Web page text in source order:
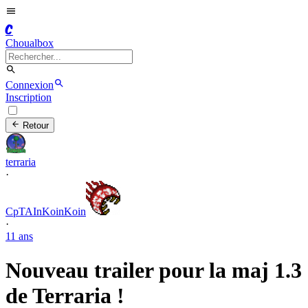
C
Choualbox
Connexion
Inscription
Retour
terraria
·
CpTAInKoinKoin
·
11 ans
Nouveau trailer pour la maj 1.3
de Terraria !